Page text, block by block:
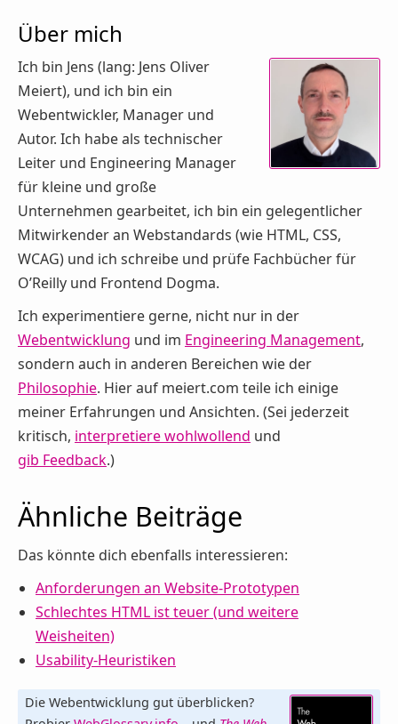
Über mich
Ich bin Jens (lang: Jens Oliver
Meiert), und ich bin ein
Webentwickler, Manager und
Autor. Ich habe als technischer
Leiter und Engineering Manager
für kleine und große
Unternehmen gearbeitet, ich bin ein gelegentlicher
Mitwirkender an Webstandards (wie HTML, CSS,
WCAG) und ich schreibe und prüfe Fachbücher für
O’Reilly und Frontend Dogma.
Ich experimentiere gerne, nicht nur in der
Webentwicklung und im Engineering Management,
sondern auch in anderen Bereichen wie der
Philosophie. Hier auf meiert.com teile ich einige
meiner Erfahrungen und Ansichten. (Sei jederzeit
kritisch, interpretiere wohlwollend und
gib Feedback.)
Ähnliche Beiträge
Das könnte dich ebenfalls interessieren:
Anforderungen an Website-Prototypen
Schlechtes HTML ist teuer (und weitere
Weisheiten)
Usability-Heuristiken
Die Webentwicklung gut überblicken?